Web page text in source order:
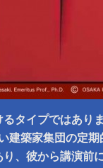
タイプではあり
建築家集団の定
、彼から講演前